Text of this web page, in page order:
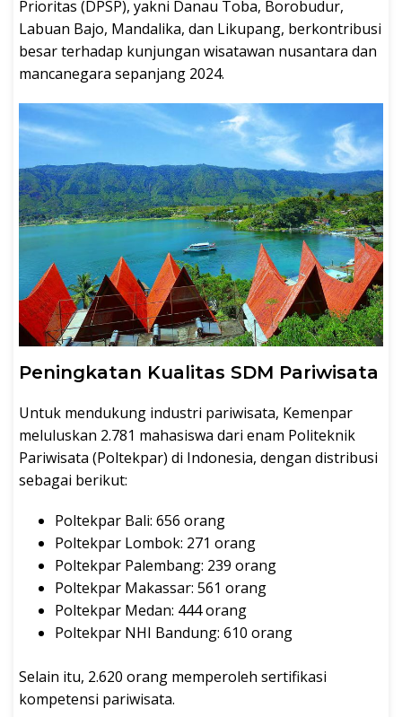
Prioritas (DPSP), yakni Danau Toba, Borobudur,
Labuan Bajo, Mandalika, dan Likupang, berkontribusi
besar terhadap kunjungan wisatawan nusantara dan
mancanegara sepanjang 2024.
Peningkatan Kualitas SDM Pariwisata
Untuk mendukung industri pariwisata, Kemenpar
meluluskan 2.781 mahasiswa dari enam Politeknik
Pariwisata (Poltekpar) di Indonesia, dengan distribusi
sebagai berikut:
Poltekpar Bali: 656 orang
Poltekpar Lombok: 271 orang
Poltekpar Palembang: 239 orang
Poltekpar Makassar: 561 orang
Poltekpar Medan: 444 orang
Poltekpar NHI Bandung: 610 orang
Selain itu, 2.620 orang memperoleh sertifikasi
kompetensi pariwisata.